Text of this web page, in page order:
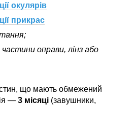
окулярів
прикрас
оправи, лінз або
що мають обмежений
— 3 місяці (завушники,